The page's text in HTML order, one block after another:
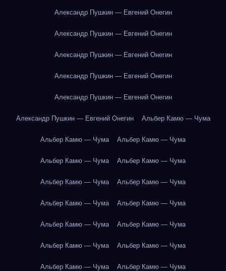
Александр Пушкин — Евгений Онегин
Александр Пушкин — Евгений Онегин
Александр Пушкин — Евгений Онегин
Александр Пушкин — Евгений Онегин
Александр Пушкин — Евгений Онегин
Александр Пушкин — Евгений Онегин Альбер Камю — Чума
Альбер Камю — Чума Альбер Камю — Чума
Альбер Камю — Чума Альбер Камю — Чума
Альбер Камю — Чума Альбер Камю — Чума
Альбер Камю — Чума Альбер Камю — Чума
Альбер Камю — Чума Альбер Камю — Чума
Альбер Камю — Чума Альбер Камю — Чума
Альбер Камю — Чума Альбер Камю — Чума